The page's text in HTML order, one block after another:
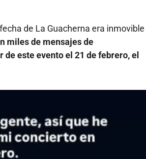
de La Guacherna era inmovible
miles de mensajes de
este evento el 21 de febrero, el